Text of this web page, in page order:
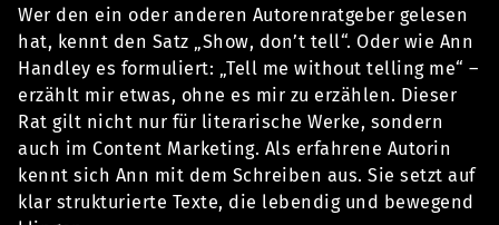
Wer den ein oder anderen Autorenratgeber gelesen
hat, kennt den Satz „Show, don’t tell“. Oder wie Ann
Handley es formuliert: „Tell me without telling me“ –
erzählt mir etwas, ohne es mir zu erzählen. Dieser
Rat gilt nicht nur für literarische Werke, sondern
auch im Content Marketing. Als erfahrene Autorin
kennt sich Ann mit dem Schreiben aus. Sie setzt auf
klar strukturierte Texte, die lebendig und bewegend